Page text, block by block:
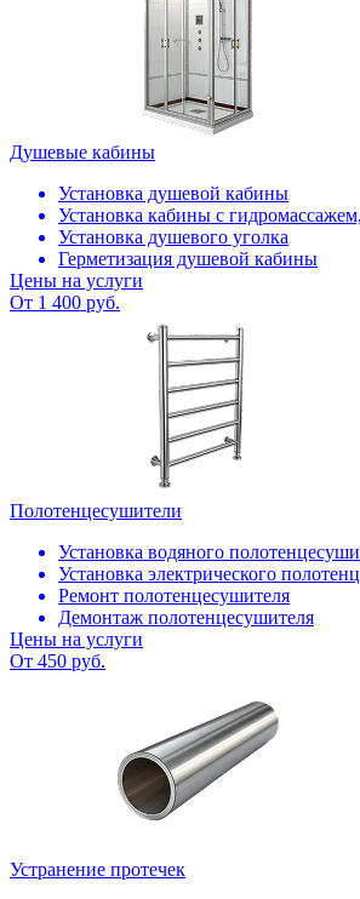
Душевые кабины
Установка душевой кабины
Установка кабины с
Установка душевого уголка
Герметизация душевой кабины
Цены на услуги
От 1 400 руб.
Полотенцесушители
Установка водяного
Установка электрического
Ремонт полотенцесушителя
Демонтаж полотенцесушителя
Цены на услуги
От 450 руб.
Устранение протечек